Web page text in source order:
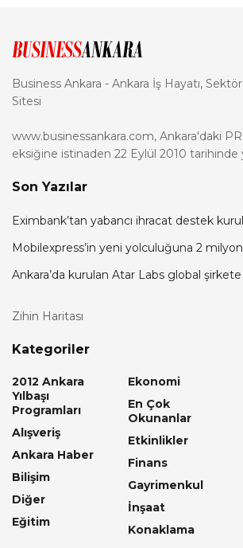
Business Ankara - Ankara İş Hayatı,
Sitesi
www.businessankara.com, Ankara'daki
eksiğine istinaden 22 Eylül 2010 tarihinde
Son Yazılar
Eximbank’tan yabancı ihracat destek
Mobilexpress’in yeni yolculuğuna 2 milyon
Ankara’da kurulan Atar Labs global şirkete
Zihin Haritası
Kategoriler
2012 Ankara
Yılbaşı
Programları
Alışveriş
Ankara Haber
Bilişim
Diğer
Eğitim
Ekonomi
En Çok
Okunanlar
Etkinlikler
Finans
Gayrimenkul
İnşaat
Konaklama